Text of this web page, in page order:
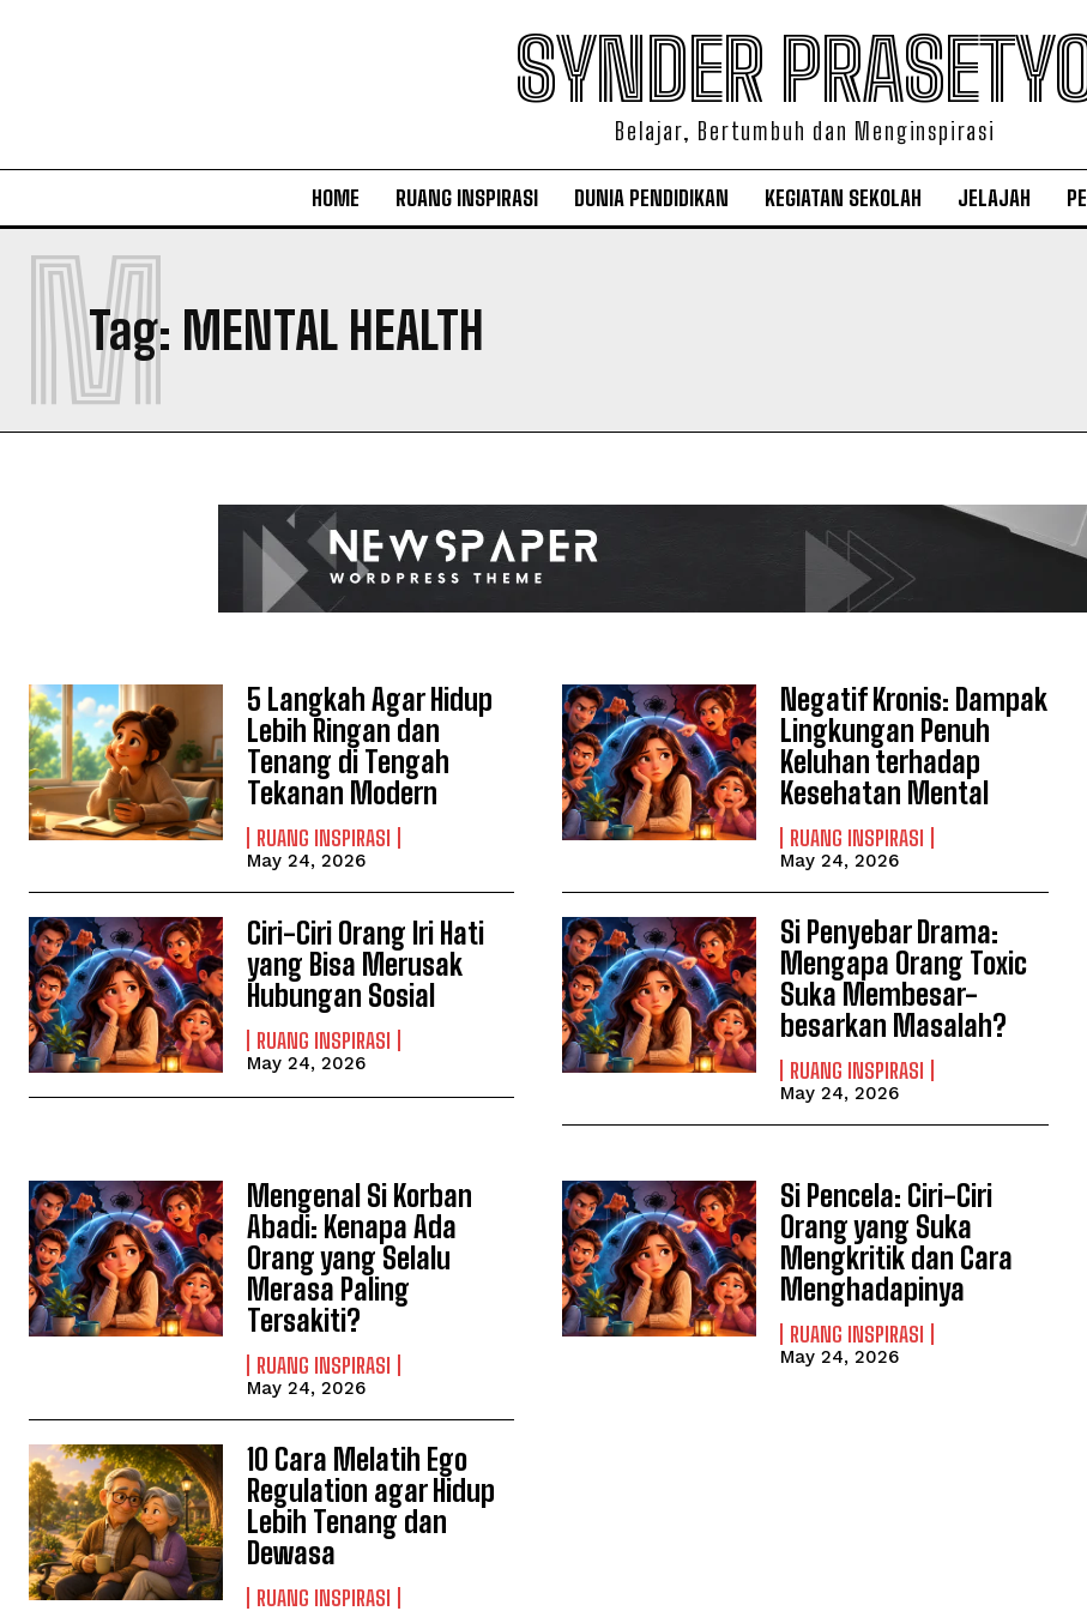
SYNDER
Belajar, Bertumbuh dan Menginspirasi
HOME RUANG INSPIRASI DUNIA PENDIDIKAN KEGIATAN SEKOLAH JELAJAH
Tag: MENTAL HEALTH
M
5 Langkah Agar Hidup
Lebih Ringan dan
Tenang di Tengah
Tekanan Modern
RUANG INSPIRASI
May 24, 2026
Negatif Kronis: Dampak
Lingkungan Penuh
Keluhan terhadap
Kesehatan Mental
RUANG INSPIRASI
May 24, 2026
Ciri-Ciri Orang Iri Hati
yang Bisa Merusak
Hubungan Sosial
RUANG INSPIRASI
May 24, 2026
Si Penyebar Drama:
Mengapa Orang Toxic
Suka Membesar-
besarkan Masalah?
RUANG INSPIRASI
May 24, 2026
Mengenal Si Korban
Abadi: Kenapa Ada
Orang yang Selalu
Merasa Paling
Tersakiti?
RUANG INSPIRASI
May 24, 2026
Si Pencela: Ciri-Ciri
Orang yang Suka
Mengkritik dan Cara
Menghadapinya
RUANG INSPIRASI
May 24, 2026
10 Cara Melatih Ego
Regulation agar Hidup
Lebih Tenang dan
Dewasa
RUANG INSPIRASI